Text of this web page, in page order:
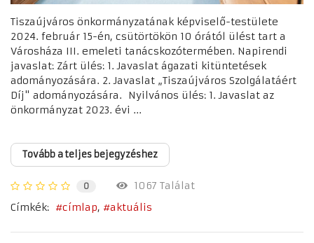
Tiszaújváros önkormányzatának képviselő-testülete
2024. február 15-én, csütörtökön 10 órától ülést tart a
Városháza III. emeleti tanácskozótermében. Napirendi
javaslat: Zárt ülés: 1. Javaslat ágazati kitüntetések
adományozására. 2. Javaslat „Tiszaújváros Szolgálatáért
Díj" adományozására. Nyilvános ülés: 1. Javaslat az
önkormányzat 2023. évi ...
Tovább a teljes bejegyzéshez
0
1067 Találat
Címkék:
címlap aktuális